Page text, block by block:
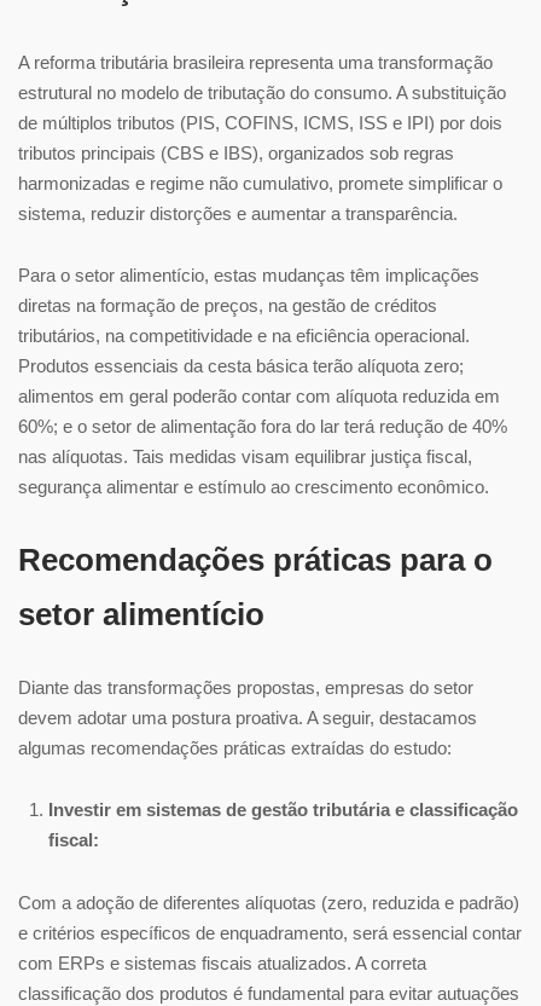
A reforma tributária brasileira representa uma transformação
estrutural no modelo de tributação do consumo. A substituição
de múltiplos tributos (PIS, COFINS, ICMS, ISS e IPI) por dois
tributos principais (CBS e IBS), organizados sob regras
harmonizadas e regime não cumulativo, promete simplificar o
sistema, reduzir distorções e aumentar a transparência.
Para o setor alimentício, estas mudanças têm implicações
diretas na formação de preços, na gestão de créditos
tributários, na competitividade e na eficiência operacional.
Produtos essenciais da cesta básica terão alíquota zero;
alimentos em geral poderão contar com alíquota reduzida em
60%; e o setor de alimentação fora do lar terá redução de 40%
nas alíquotas. Tais medidas visam equilibrar justiça fiscal,
segurança alimentar e estímulo ao crescimento econômico.
Recomendações práticas para o
setor alimentício
Diante das transformações propostas, empresas do setor
devem adotar uma postura proativa. A seguir, destacamos
algumas recomendações práticas extraídas do estudo:
Investir em sistemas de gestão tributária e classificação
fiscal:
Com a adoção de diferentes alíquotas (zero, reduzida e padrão)
e critérios específicos de enquadramento, será essencial contar
com ERPs e sistemas fiscais atualizados. A correta
classificação dos produtos é fundamental para evitar autuações